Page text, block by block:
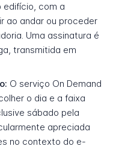
edifício, com a
ao andar ou proceder
Uma assinatura é
transmitida em
O serviço On Demand
o dia e a faixa
sábado pela
apreciada
no contexto do e-